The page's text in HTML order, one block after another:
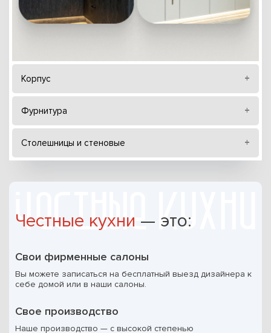
Корпус
Фурнитура
Столешницы и стеновые
Честные кухни — это:
Свои фирменные салоны
Вы можете записаться на бесплатный выезд дизайнера к
себе домой или в наши салоны.
Свое производство
Наше производство — с высокой степенью